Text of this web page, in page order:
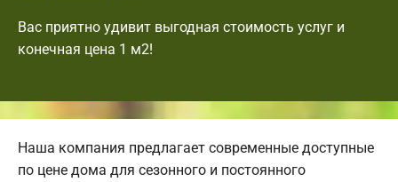
Вас приятно удивит выгодная стоимость услуг и
конечная цена 1 м2!
Наша компания предлагает современные доступные
по цене дома для сезонного и постоянного